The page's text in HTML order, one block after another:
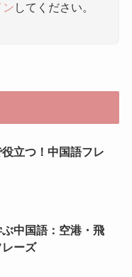
ン してください。
立つ！中国語フレ
中国語：空港・飛
ーズ